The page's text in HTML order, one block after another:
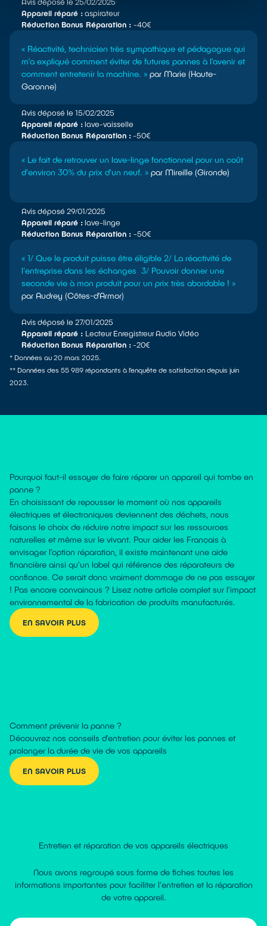
Appareil réparé :aspirateur
Réduction Bonus Réparation : -40€
« Réactivité, technicien très sympathique et pédagogue qui
m’a expliqué comment éviter de futures pannes à l’avenir et
comment entretenir la machine. » par Marie (Haute-
Garonne)
Avis déposé le 15/02/2025
Appareil réparé :lave-vaisselle
Réduction Bonus Réparation :-50€
« Le fait de retrouver un lave-linge fonctionnel pour un coût
d'environ 30% du prix d'un neuf. » par Mireille (Gironde)
Avis déposé 29/01/2025
Appareil réparé :lave-linge
Réduction Bonus Réparation : -50€
« 1/ Que le produit puisse être éligible 2/ La réactivité de
l'entreprise dans les échanges 3/ Pouvoir donner une
seconde vie à mon produit pour un prix très abordable ! »
par Audrey (Côtes-d’Armor)
Avis déposé le 27/01/2025
Appareil réparé : Lecteur Enregistreur Audio Vidéo
Réduction Bonus Réparation :-20€
* Données au 20 mars 2025.
** Données des 55 989 répondants à l’enquête de satisfaction depuis juin
2023.
Pourquoi faut-il essayer de faire réparer un appareil qui tombe en
panne ?
En choisissant de repousser le moment où nos appareils
électriques et électroniques deviennent des déchets, nous
faisons le choix de réduire notre impact sur les ressources
naturelles et même sur le vivant. Pour aider les Français à
envisager l’option réparation, il existe maintenant une aide
financière ainsi qu’un label qui référence des réparateurs de
confiance. Ce serait donc vraiment dommage de ne pas essayer
! Pas encore convaincus ? Lisez notre article complet sur l’impact
environnemental de la fabrication de produits manufacturés.
EN SAVOIR PLUS
Comment prévenir la panne ?
Découvrez nos conseils d’entretien pour éviter les pannes et
prolonger la durée de vie de vos appareils
EN SAVOIR PLUS
Entretien et réparation de vos appareils électriques
Nous avons regroupé sous forme de fiches toutes les
informations importantes pour faciliter l'entretien et la réparation
de votre appareil.